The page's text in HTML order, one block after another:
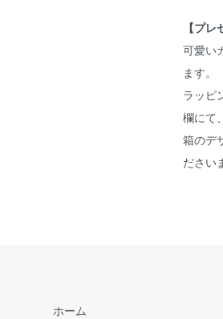
【プ
可愛い
ます。
ラッピ
欄にて
箱のデ
ださい
ホーム